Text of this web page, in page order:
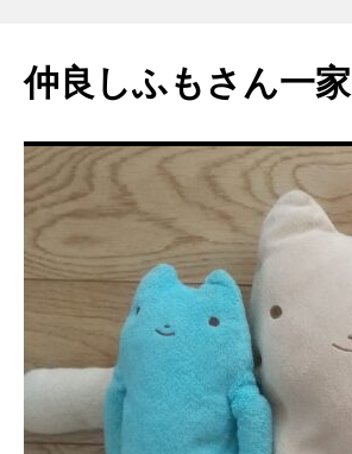
テ
ン
へ
ス
キ
ッ
仲良しふもさん一家